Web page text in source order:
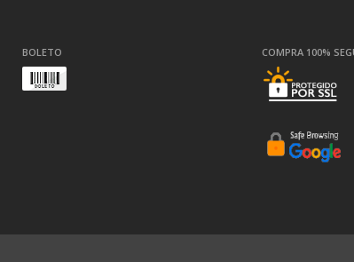
BOLETO COMPRA 100%